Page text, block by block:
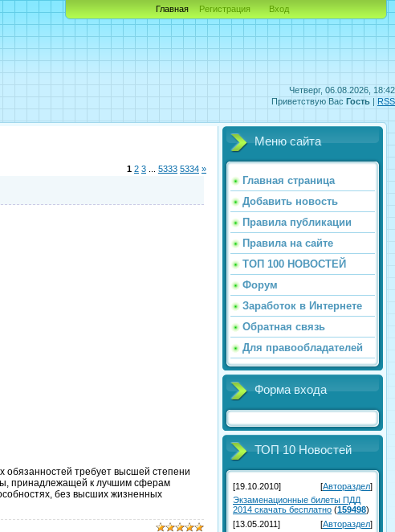
Четверг, 06.08.2026, 18:42
Приветствую Вас Гость | RSS
Главная Регистрация Вход
1 2 3 5333 5334 »
обязанностей требует высшей степени
принадлежащей к лучшим сферам
без высших жизненных
Меню сайта
Главная страница
Добавить новость
Правила публикации
Правила на сайте
ТОП 100 НОВОСТЕЙ
Форум
Заработок в Интернете
Обратная связь
Для правообладателей
Форма входа
ТОП 10 Новостей
[19.10.2010] [Автораздел]
Экзаменационные билеты ПДД
2014 скачать бесплатно (159498)
[13.05.2011]
[Автораздел]